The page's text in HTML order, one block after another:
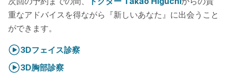
重なアドバイスを得ながら『新しいあなた』に出会うこと
ができます。
3Dフェイス診察
3D胸部診察